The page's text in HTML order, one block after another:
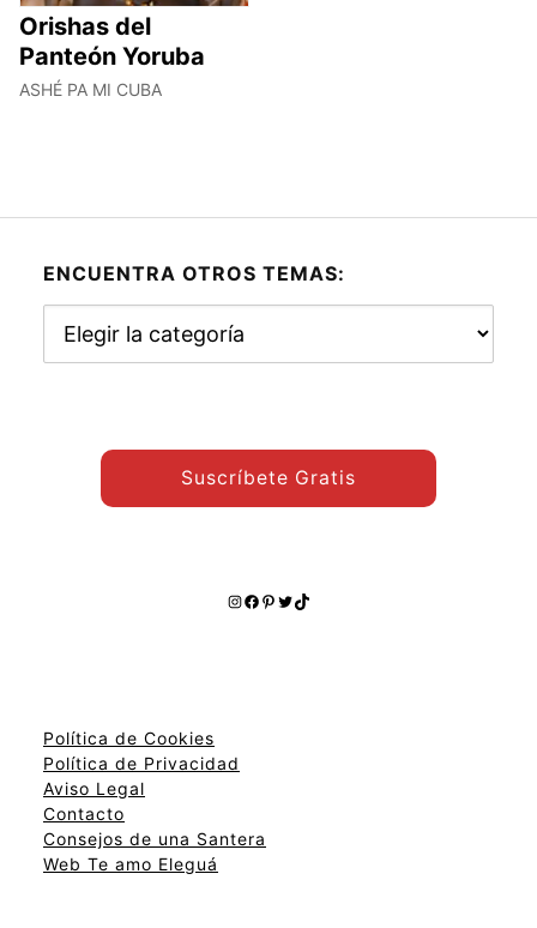
Orishas del
Panteón Yoruba
ASHÉ PA MI CUBA
ENCUENTRA OTROS TEMAS:
otros
Suscríbete Gratis
Instagram
Facebook
Pinterest
Twitter
TikTok
Política de Cookies
Política de Privacidad
Aviso Legal
Contacto
Consejos de una Santera
Web Te amo Eleguá